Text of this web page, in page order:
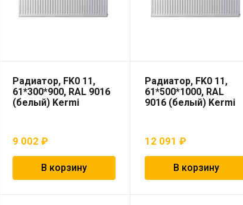
Радиатор, FK0 11,
61*300*900, RAL 9016
(белый) Kermi
9 002 ₽
В корзину
Радиатор, FK0 11,
61*500*1000, RAL
9016 (белый) Kermi
12 091 ₽
В корзину